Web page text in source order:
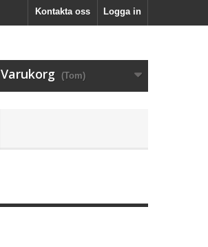
Logga in
Kontakta oss
Varukorg (Tom)